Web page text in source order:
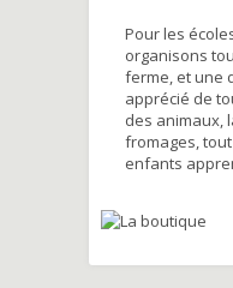
Pour les
organisons
ferme, et une
apprécié de
des animaux,
fromages,
enfants